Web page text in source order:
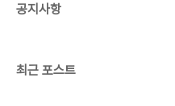
공지사항
최근 포스트